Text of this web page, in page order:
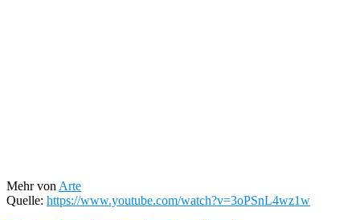
Mehr von Arte
Quelle: https://www.youtube.com/watch?v=3oPSnL4wz1w